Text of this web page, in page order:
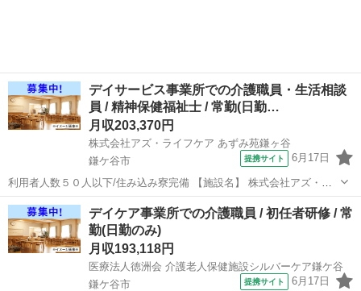
デイサービス事業所での介護職員・生活相談
員 / 精神保健福祉士 / 常勤(日勤…
月収203,370円
株式会社アズ・ライフケア あずみ苑鎌ヶ谷
鎌ケ谷市
提携サイト 6月17日
利用者人数５０人以下/住み込み寮完備 【施設名】 株式会社アズ・ラ
イフケア あずみ苑鎌ヶ谷 【勤務地】 千葉県 鎌ケ谷市 【アクセス】
鎌ケ谷駅から徒歩20分 鎌ケ谷駅/馬込沢駅/鎌ケ谷大仏駅 【雇用形
態】常勤(日勤...
千葉 鎌ケ谷市 介護士
デイケア事業所での介護職員 / 初任者研修 / 常
勤(日勤のみ)
月収193,118円
医療法人徳洲会 介護老人保健施設シルバーケア鎌ケ谷
鎌ケ谷市
提携サイト 6月17日